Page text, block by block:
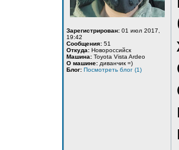
Зарегистрирован: 01 июл 2017,
19:42
Сообщения: 51
Откуда: Новороссийск
Машина: Toyota Vista Ardeo
О машине: диванчик =)
Блог: Посмотреть блог (1)